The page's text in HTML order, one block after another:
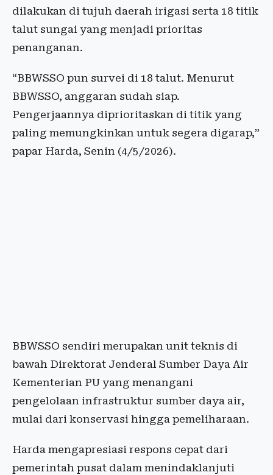
dilakukan di tujuh daerah irigasi serta 18 titik
talut sungai yang menjadi prioritas
penanganan.
“BBWSSO pun survei di 18 talut. Menurut
BBWSSO, anggaran sudah siap.
Pengerjaannya diprioritaskan di titik yang
paling memungkinkan untuk segera digarap,”
papar Harda, Senin (4/5/2026).
BBWSSO sendiri merupakan unit teknis di
bawah Direktorat Jenderal Sumber Daya Air
Kementerian PU yang menangani
pengelolaan infrastruktur sumber daya air,
mulai dari konservasi hingga pemeliharaan.
Harda mengapresiasi respons cepat dari
pemerintah pusat dalam menindaklanjuti